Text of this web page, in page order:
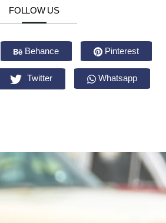
FOLLOW US
Behance Pinterest
Twitter Whatsapp